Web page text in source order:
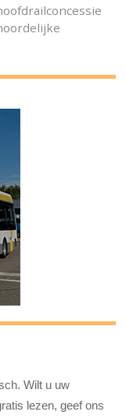
Wilt u uw
lezen, geef ons